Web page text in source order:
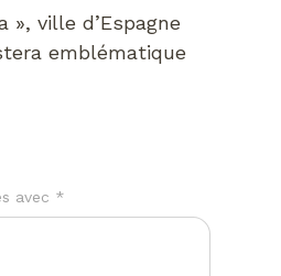
ville d’Espagne
emblématique
avec *